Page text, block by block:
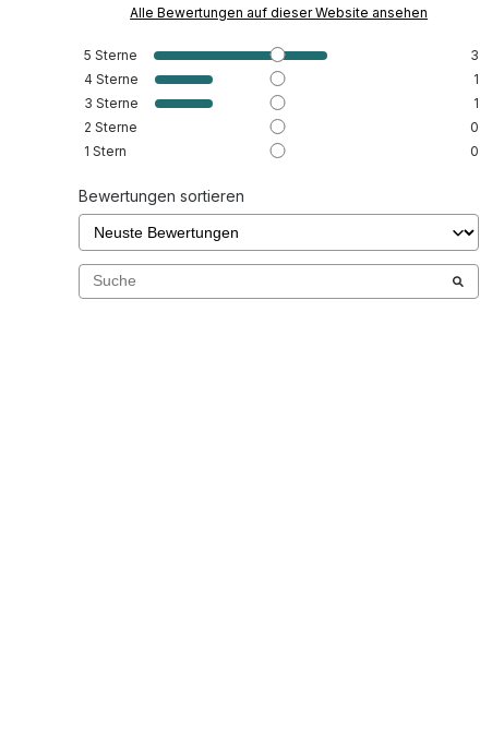
Alle Bewertungen auf dieser Website ansehen
5 Sterne
3
4 Sterne
1
3 Sterne
1
2 Sterne
0
1 Stern 0
Bewertungen sortieren